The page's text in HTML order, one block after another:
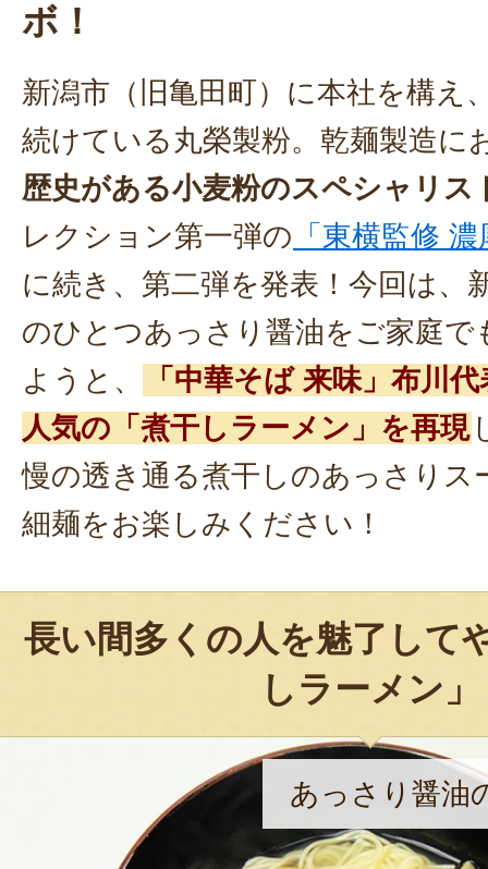
ボ！
新潟市（旧亀田町）に本社を構え
続けている丸榮製粉。乾麺製造に
歴史がある小麦粉のスペシャリス
レクション第一弾の 「東横監修
に続き、第二弾を発表！今回は、
のひとつあっさり醤油をご家庭で
ようと、
「中華そば 来味」布川
人気の「煮干しラーメン」を再現
慢の透き通る煮干しのあっさりス
細麺をお楽しみください！
長い間多くの人を魅了して
しラーメン」
あっさり醤油